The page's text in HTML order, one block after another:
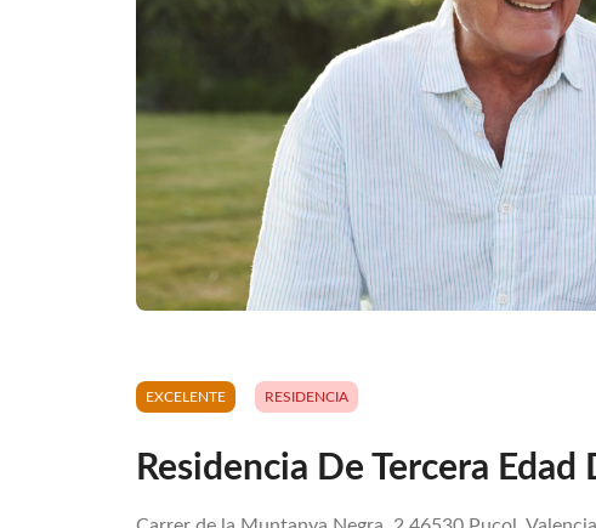
EXCELENTE RESIDENCIA
Residencia De Tercera Edad